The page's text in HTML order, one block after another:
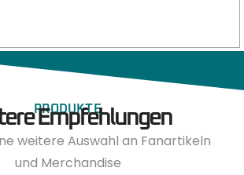
PRODUKTE
Empfehlungen
weitere Auswahl an Fanartikeln
und Merchandise